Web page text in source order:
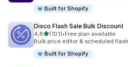
Built for Shopify
Disco Flash Sale Bulk Discount
4,8/ 5 tähteä
(101)
101 arvostelua yhteensä
•Free plan available
Bulk price editor & scheduled
Built for Shopify